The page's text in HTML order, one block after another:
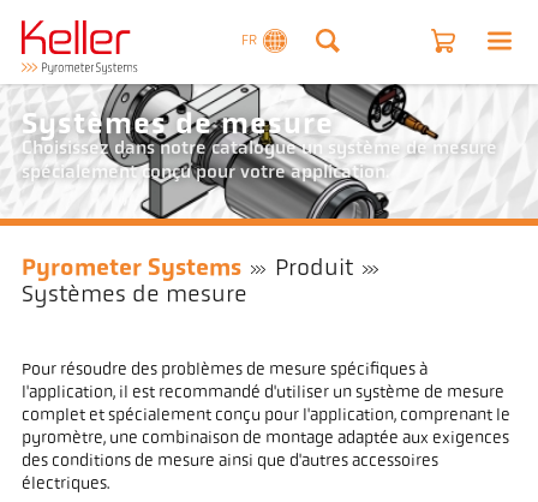
FR
Systèmes de mesure
Choisissez dans notre catalogue un système de mesure
spécialement conçu pour votre application.
Pyrometer Systems
Produit
Systèmes de mesure
Pour résoudre des problèmes de mesure spécifiques à
l'application, il est recommandé d'utiliser un système de mesure
complet et spécialement conçu pour l'application, comprenant le
pyromètre, une combinaison de montage adaptée aux exigences
des conditions de mesure ainsi que d'autres accessoires
électriques.